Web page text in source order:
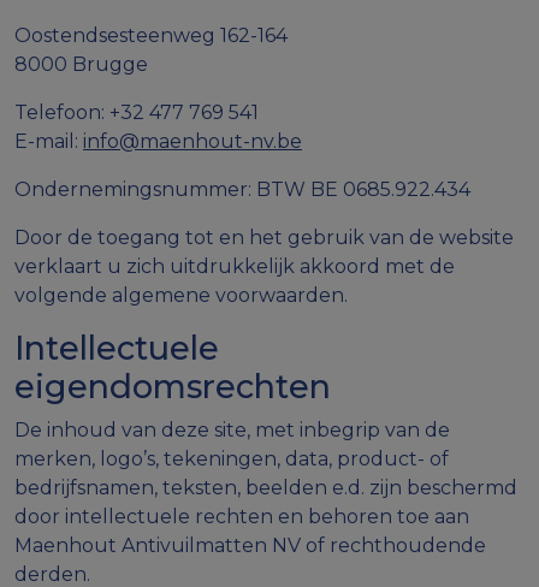
Oostendsesteenweg 162-164
8000 Brugge
Telefoon: +32 477 769 541
E-mail: info@maenhout-nv.be
Ondernemingsnummer: BTW BE 0685.922.434
Door de toegang tot en het gebruik van de website
verklaart u zich uitdrukkelijk akkoord met de
volgende algemene voorwaarden.
Intellectuele
eigendomsrechten
De inhoud van deze site, met inbegrip van de
merken, logo’s, tekeningen, data, product- of
bedrijfsnamen, teksten, beelden e.d. zijn beschermd
door intellectuele rechten en behoren toe aan
Maenhout Antivuilmatten NV of rechthoudende
derden.